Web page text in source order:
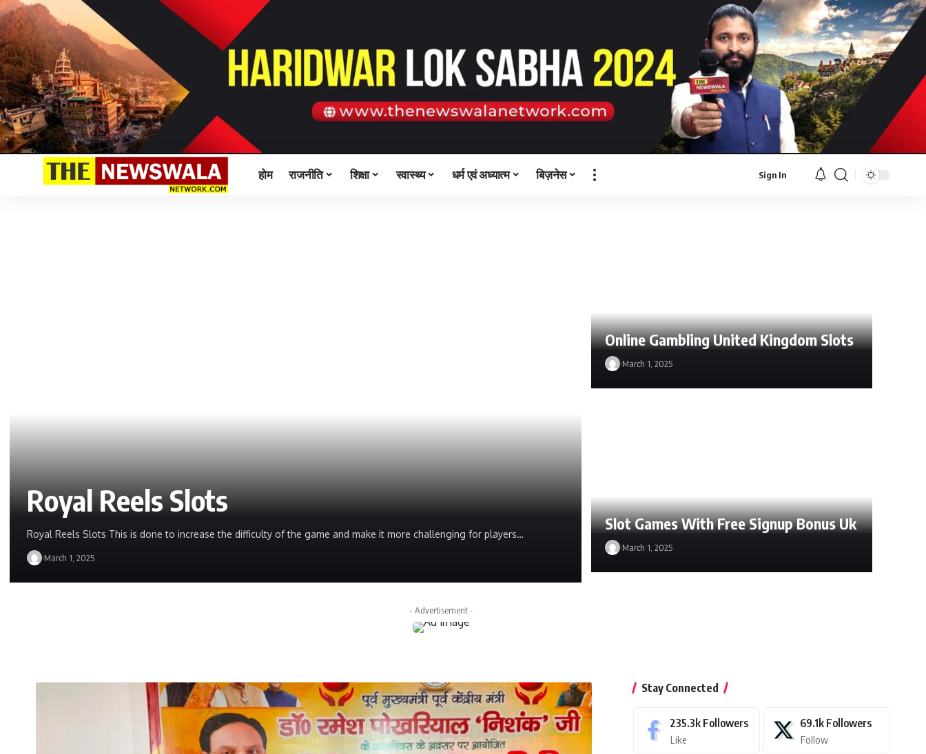
होम राजनीति शिक्षा स्वास्थ्य धर्म एवं अध्यात्म बिज़नेस Sign In
Royal Reels Slots
Royal Reels Slots This is done to increase the difficulty of the game and make it more challenging for players…
March 1, 2025 March 1, 2025
Online Gambling United Kingdom Slots
March 1, 2025
Slot Games With Free Signup Bonus Uk
March 1, 2025
- Advertisement -
Stay Connected
235.3k Followers
Like
69.1k Followers
Follow